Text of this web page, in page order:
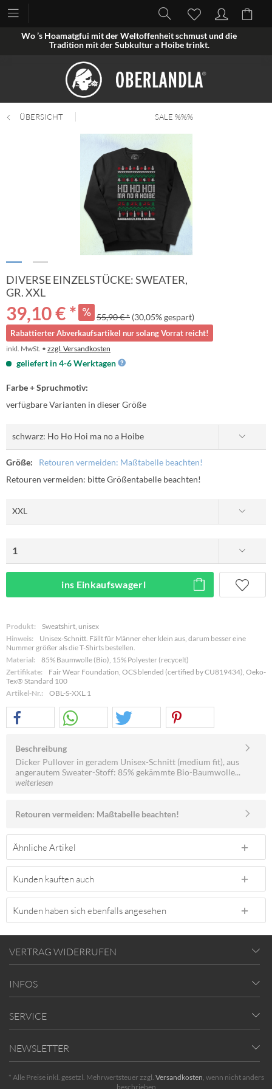
Wo ’s Hoamatgfui mit der Weltoffenheit schmust und die
Tradition mit der Subkultur a Hoibe trinkt.
ÜBERSICHT SALE %%%
DIVERSE EINZELSTÜCKE: SWEATER,
GR. XXL
39,10 € * 55,90 € * (30,05% gespart)
Rabattierter Abverkaufsartikel nur solang Vorrat reicht!
inkl. MwSt. • zzgl. Versandkosten
geliefert in 4-6 Werktagen
Farbe + Spruchmotiv:
verfügbare Varianten in dieser Größe
Größe:
Retouren vermeiden: Maßtabelle beachten!
Retouren vermeiden: bitte Größentabelle beachten!
ins Einkaufswagerl
Produkt:
Sweatshirt, unisex
Hinweis:
Unisex-Schnitt. Fällt für Männer eher klein aus, darum besser eine
Nummer größer als die T-Shirts bestellen.
Material:
85% Baumwolle (Bio), 15% Polyester (recycelt)
Zertifikate:
Fair Wear Foundation, OCS blended (certified by CU819434), Oeko-
Tex® Standard 100
Artikel-Nr.:
OBL-S-XXL.1
Beschreibung
Dicker Pullover in geradem Unisex-Schnitt (medium fit), aus
angerautem Sweater-Stoff: 85% gekämmte Bio-Baumwolle...
weiterlesen
Retouren vermeiden: Maßtabelle beachten!
Ähnliche Artikel
Kunden kauften auch
Kunden haben sich ebenfalls angesehen
VERTRAG WIDERRUFEN
INFOS
SERVICE
NEWSLETTER
* Alle Preise inkl. gesetzl. Mehrwertsteuer zzgl. Versandkosten, wenn nicht anders
beschrieben